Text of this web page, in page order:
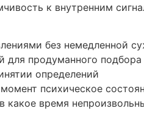
к внутренним
без немедленной
для продуманного подбора
определений
психическое
какое время